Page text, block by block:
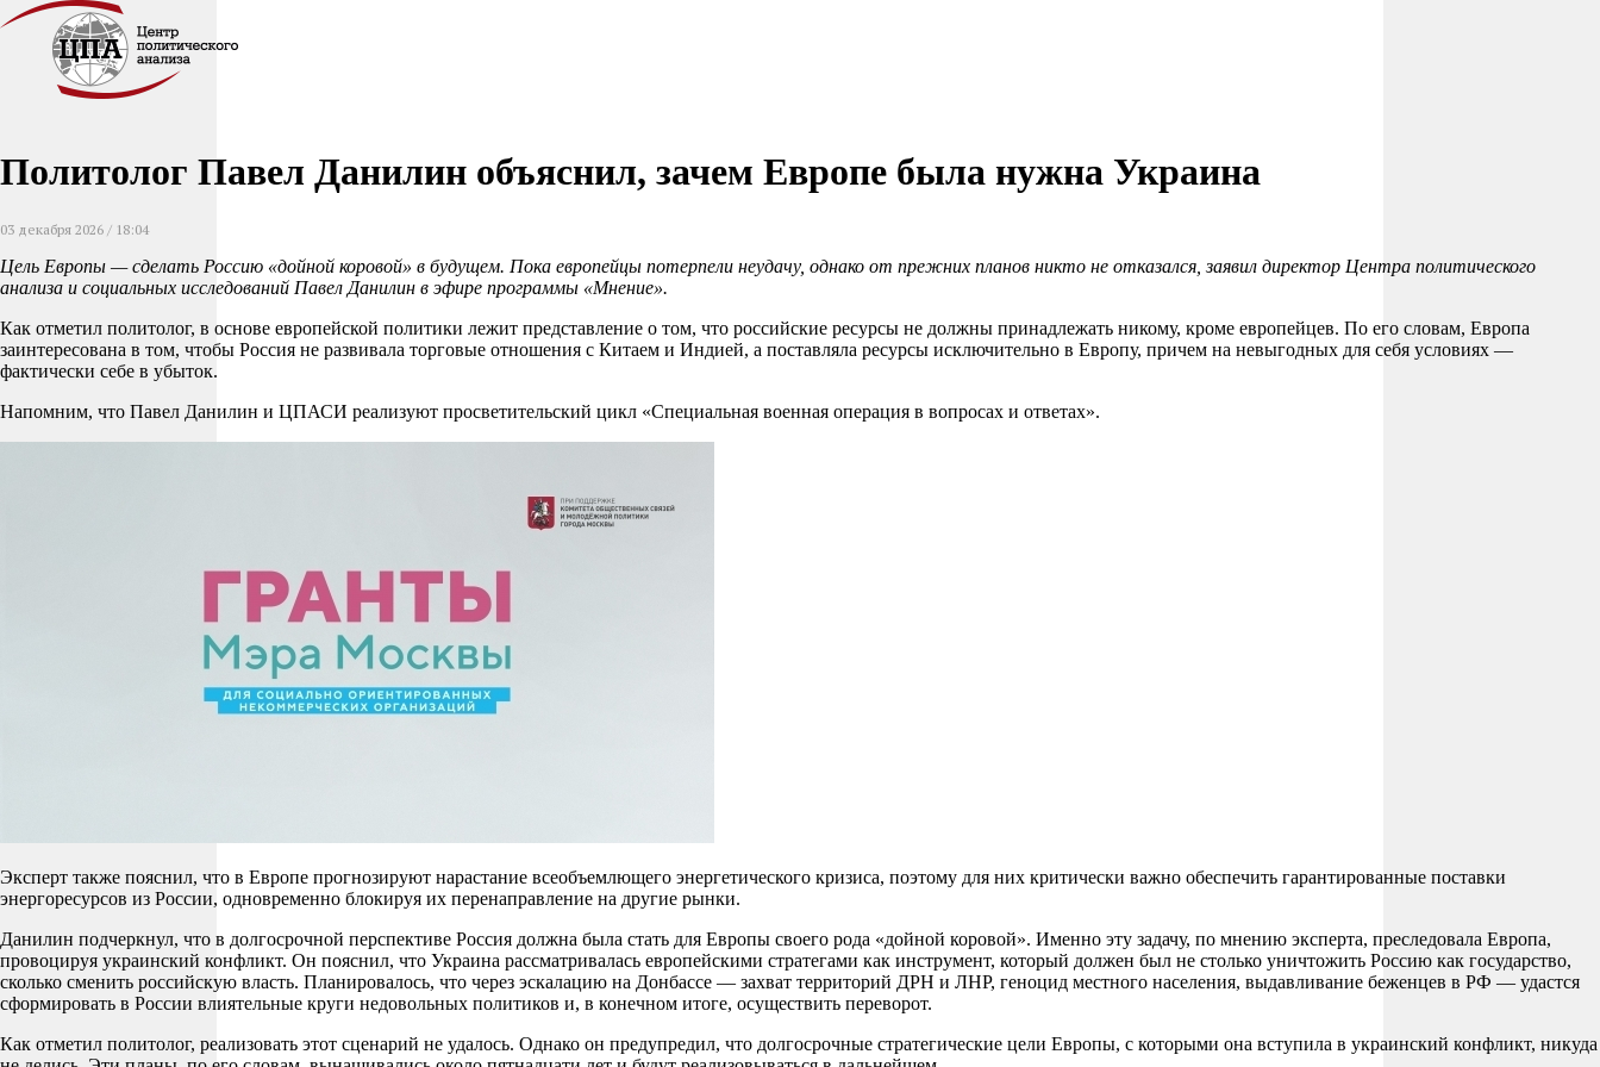
Политолог Павел Данилин объяснил, зачем Европе была нужна Украина
03 декабря 2026 / 18:04
Цель Европы — сделать Россию «дойной коровой» в будущем. Пока европейцы потерпели неудачу, однако от прежних планов никто не отказался, заявил директор Центра политического
анализа и социальных исследований Павел Данилин в эфире программы «Мнение».
Как отметил политолог, в основе европейской политики лежит представление о том, что российские ресурсы не должны принадлежать никому, кроме европейцев. По его словам, Европа
заинтересована в том, чтобы Россия не развивала торговые отношения с Китаем и Индией, а поставляла ресурсы исключительно в Европу, причем на невыгодных для себя условиях —
фактически себе в убыток.
Напомним, что Павел Данилин и ЦПАСИ реализуют просветительский цикл «Специальная военная операция в вопросах и ответах».
Эксперт также пояснил, что в Европе прогнозируют нарастание всеобъемлющего энергетического кризиса, поэтому для них критически важно обеспечить гарантированные поставки
энергоресурсов из России, одновременно блокируя их перенаправление на другие рынки.
Данилин подчеркнул, что в долгосрочной перспективе Россия должна была стать для Европы своего рода «дойной коровой». Именно эту задачу, по мнению эксперта, преследовала Европа,
провоцируя украинский конфликт. Он пояснил, что Украина рассматривалась европейскими стратегами как инструмент, который должен был не столько уничтожить Россию как государство,
сколько сменить российскую власть. Планировалось, что через эскалацию на Донбассе — захват территорий ДРН и ЛНР, геноцид местного населения, выдавливание беженцев в РФ — удастся
сформировать в России влиятельные круги недовольных политиков и, в конечном итоге, осуществить переворот.
Как отметил политолог, реализовать этот сценарий не удалось. Однако он предупредил, что долгосрочные стратегические цели Европы, с которыми она вступила в украинский конфликт, никуда